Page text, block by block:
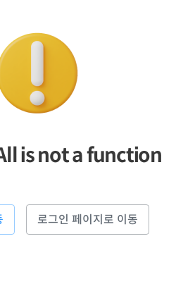
is not a function
로그인 페이지로 이동